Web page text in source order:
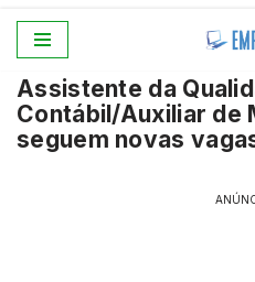
para
o
conteúdo
Assistente da
Contábil/Auxiliar de
seguem novas